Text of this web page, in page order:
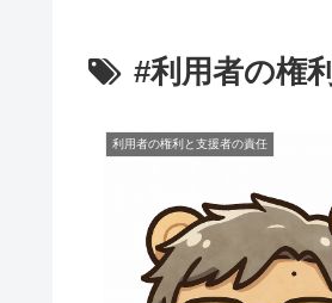
#利用者の権利
利用者の権利と支援者の責任